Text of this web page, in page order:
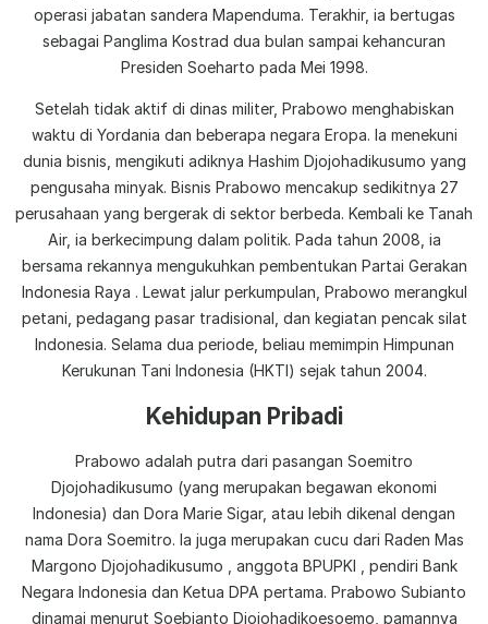
operasi jabatan sandera Mapenduma. Terakhir, ia bertugas
sebagai Panglima Kostrad dua bulan sampai kehancuran
Presiden Soeharto pada Mei 1998.
Setelah tidak aktif di dinas militer, Prabowo menghabiskan
waktu di Yordania dan beberapa negara Eropa. Ia menekuni
dunia bisnis, mengikuti adiknya Hashim Djojohadikusumo yang
pengusaha minyak. Bisnis Prabowo mencakup sedikitnya 27
perusahaan yang bergerak di sektor berbeda. Kembali ke Tanah
Air, ia berkecimpung dalam politik. Pada tahun 2008, ia
bersama rekannya mengukuhkan pembentukan Partai Gerakan
Indonesia Raya . Lewat jalur perkumpulan, Prabowo merangkul
petani, pedagang pasar tradisional, dan kegiatan pencak silat
Indonesia. Selama dua periode, beliau memimpin Himpunan
Kerukunan Tani Indonesia (HKTI) sejak tahun 2004.
Kehidupan Pribadi
Prabowo adalah putra dari pasangan Soemitro
Djojohadikusumo (yang merupakan begawan ekonomi
Indonesia) dan Dora Marie Sigar, atau lebih dikenal dengan
nama Dora Soemitro. Ia juga merupakan cucu dari Raden Mas
Margono Djojohadikusumo , anggota BPUPKI , pendiri Bank
Negara Indonesia dan Ketua DPA pertama. Prabowo Subianto
dinamai menurut Soebianto Djojohadikoesoemo, pamannya